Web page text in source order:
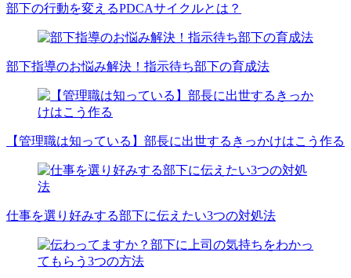
部下の行動を変えるPDCAサイクルとは？
部下指導のお悩み解決！指示待ち部下の育成法
【管理職は知っている】部長に出世するきっかけはこう作る
仕事を選り好みする部下に伝えたい3つの対処法